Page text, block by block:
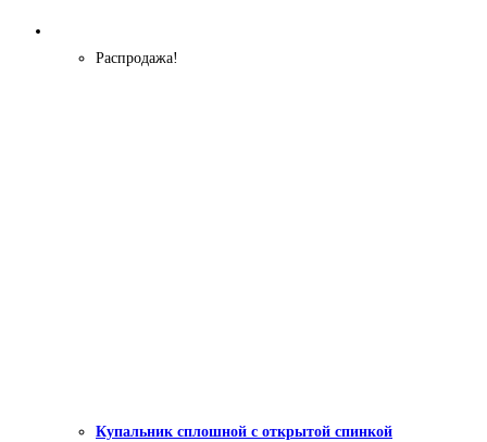
Распродажа!
Купальник сплошной с открытой спинкой